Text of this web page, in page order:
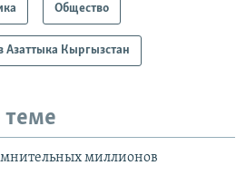
Общество
Азаттыка Кыргызстан
миллионов